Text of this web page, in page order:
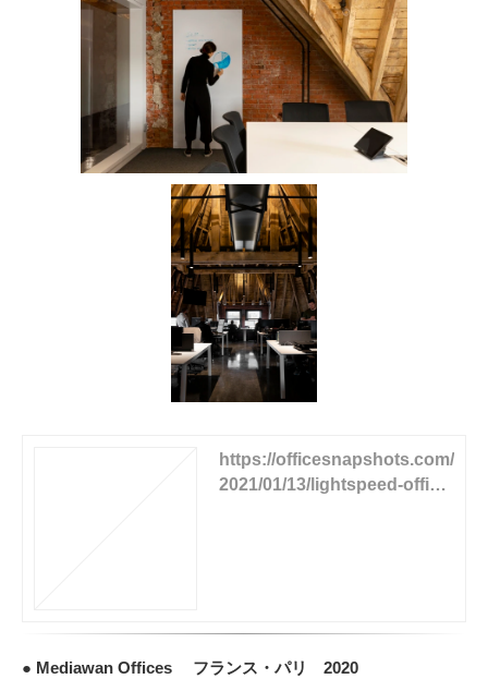
https://officesnapshots.com/
2021/01/13/lightspeed-office
● Mediawan Offices フランス・パリ 2020